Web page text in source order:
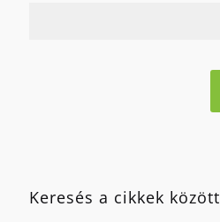
Keresés a cikkek között